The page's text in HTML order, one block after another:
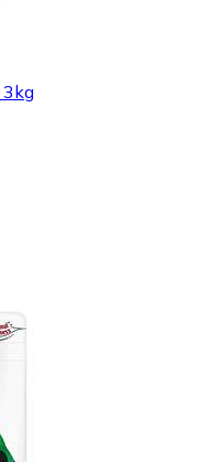
3kg